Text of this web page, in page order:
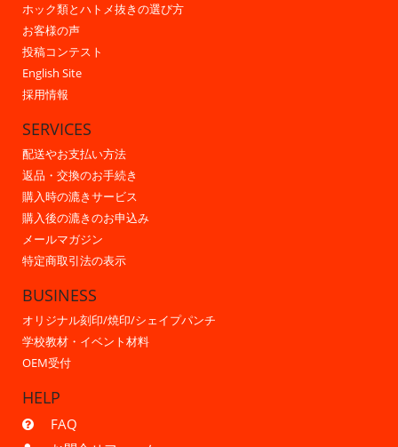
ホック類とハトメ抜きの選び方
お客様の声
投稿コンテスト
English Site
採用情報
SERVICES
配送やお支払い方法
返品・交換のお手続き
購入時の漉きサービス
購入後の漉きのお申込み
メールマガジン
特定商取引法の表示
BUSINESS
オリジナル刻印/焼印/シェイプパンチ
学校教材・イベント材料
OEM受付
HELP
FAQ